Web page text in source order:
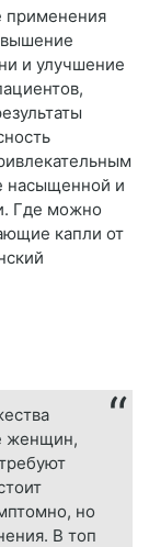
применения
и улучшение
насыщенной и
Где можно
капли от
женщин,
но
В топ